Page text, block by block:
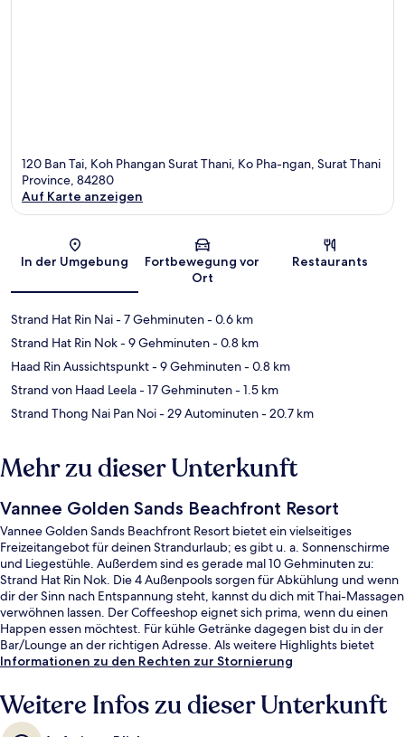
120 Ban Tai, Koh Phangan Surat Thani, Ko Pha-ngan, Surat Thani
Province, 84280
Auf Karte anzeigen
In der Umgebung
Fortbewegung vor
Ort
Restaurants
Strand Hat Rin Nai- 7 Gehminuten- 0.6 km
Strand Hat Rin Nok- 9 Gehminuten- 0.8 km
Haad Rin Aussichtspunkt- 9 Gehminuten- 0.8 km
Strand von Haad Leela- 17 Gehminuten- 1.5 km
Strand Thong Nai Pan Noi- 29 Autominuten- 20.7 km
Mehr zu dieser Unterkunft
Vannee Golden Sands Beachfront Resort
Vannee Golden Sands Beachfront Resort bietet ein vielseitiges
Freizeitangebot für deinen Strandurlaub; es gibt u. a. Sonnenschirme
und Liegestühle. Außerdem sind es gerade mal 10 Gehminuten zu:
Strand Hat Rin Nok. Die 4 Außenpools sorgen für Abkühlung und wenn
dir der Sinn nach Entspannung steht, kannst du dich mit Thai-Massagen
verwöhnen lassen. Der Coffeeshop eignet sich prima, wenn du einen
Happen essen möchtest. Für kühle Getränke dagegen bist du in der
Bar/Lounge an der richtigen Adresse. Als weitere Highlights bietet
dieses Resort im luxuriösen Stil eine Dachterrasse, einen kostenlosen
Personal.
Informationen zu den Rechten zur Stornierung
Weitere Infos zu dieser Unterkunft